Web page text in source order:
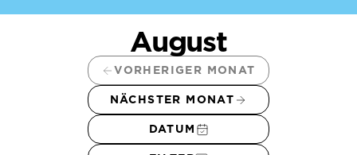
August
VORHERIGER MONAT
NÄCHSTER MONAT
DATUM